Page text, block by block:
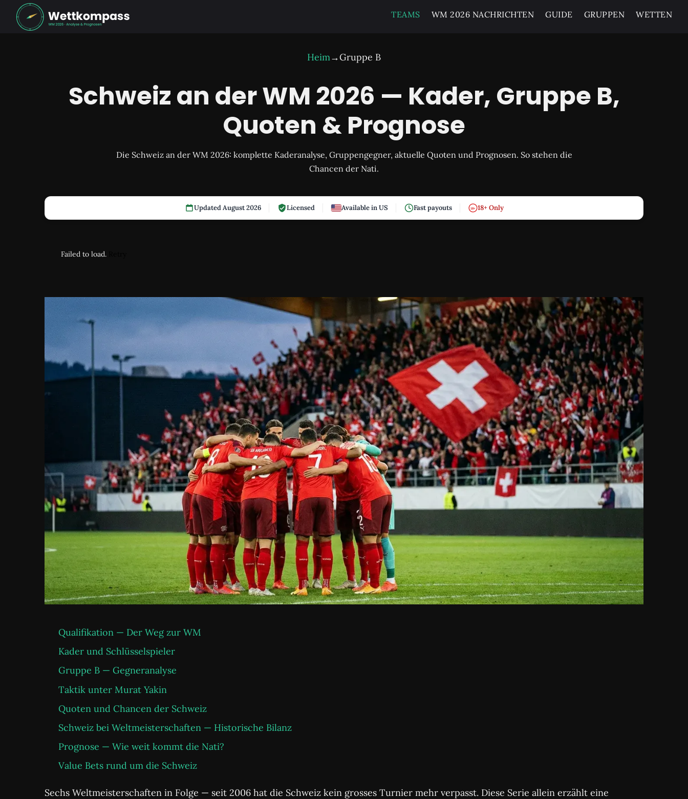
TEAMS WM 2026 NACHRICHTEN GUIDE GRUPPEN WETTEN
Heim→Gruppe B
Schweiz an der WM 2026 — Kader, Gruppe B,
Quoten & Prognose
Die Schweiz an der WM 2026: komplette Kaderanalyse, Gruppengegner, aktuelle Quoten und Prognosen. So stehen die
Chancen der Nati.
Updated August 2026 Licensed Available in US Fast payouts 18+ 18+ Only
Failed to load.
Qualifikation — Der Weg zur WM
Kader und Schlüsselspieler
Gruppe B — Gegneranalyse
Taktik unter Murat Yakin
Quoten und Chancen der Schweiz
Schweiz bei Weltmeisterschaften — Historische Bilanz
Prognose — Wie weit kommt die Nati?
Value Bets rund um die Schweiz
Sechs Weltmeisterschaften in Folge — seit 2006 hat die Schweiz kein grosses Turnier mehr verpasst. Diese Serie allein erzählt eine